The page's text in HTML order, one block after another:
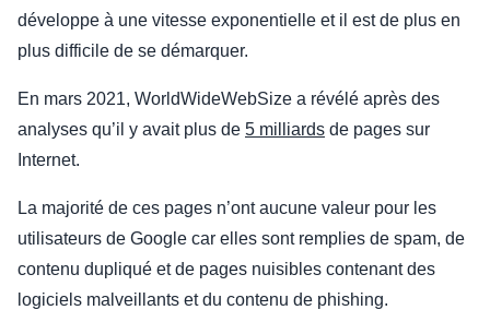
développe à une vitesse exponentielle et il est de plus en
plus difficile de se démarquer.
En mars 2021, WorldWideWebSize a révélé après des
analyses qu’il y avait plus de 5 milliards de pages sur
Internet.
La majorité de ces pages n’ont aucune valeur pour les
utilisateurs de Google car elles sont remplies de spam, de
contenu dupliqué et de pages nuisibles contenant des
logiciels malveillants et du contenu de phishing.